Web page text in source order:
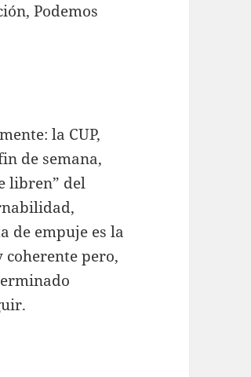
Podemos
la CUP,
de semana,
libren” del
de empuje es la
pero,